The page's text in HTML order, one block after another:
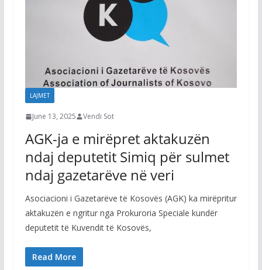
LAJMET
June 13, 2025 Vendi Sot
AGK-ja e mirëpret aktakuzën
ndaj deputetit Simiq për sulmet
ndaj gazetarëve në veri
Asociacioni i Gazetarëve të Kosovës (AGK) ka mirëpritur
aktakuzën e ngritur nga Prokuroria Speciale kundër
deputetit të Kuvendit të Kosovës,
Read More